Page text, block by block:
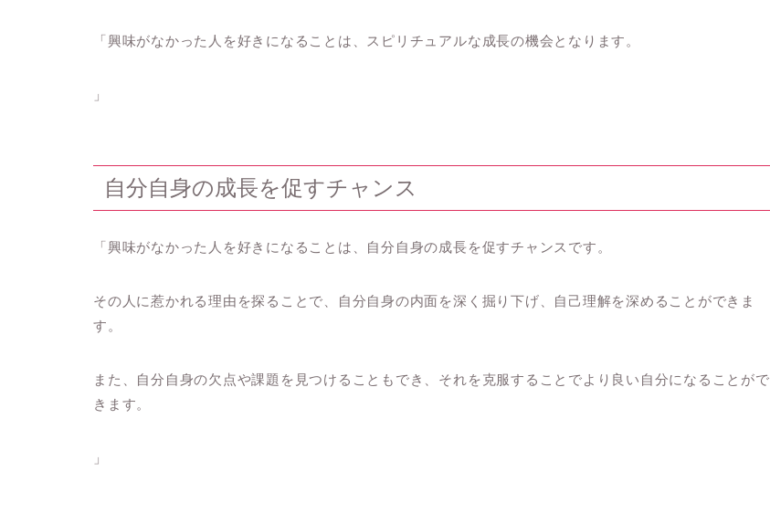
「興味がなかった人を好きになることは、スピリチュアルな成長の機会となります。
」
自分自身の成長を促すチャンス
「興味がなかった人を好きになることは、自分自身の成長を促すチャンスです。
その人に惹かれる理由を探ることで、自分自身の内面を深く掘り下げ、自己理解を深めることができま
す。
また、自分自身の欠点や課題を見つけることもでき、それを克服することでより良い自分になることがで
きます。
」